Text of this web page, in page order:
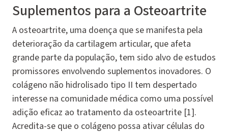
Suplementos para a Osteoartrite
A osteoartrite, uma doença que se manifesta pela
deterioração da cartilagem articular, que afeta
grande parte da população, tem sido alvo de estudos
promissores envolvendo suplementos inovadores. O
colágeno não hidrolisado tipo II tem despertado
interesse na comunidade médica como uma possível
adição eficaz ao tratamento da osteoartrite [1].
Acredita-se que o colágeno possa ativar células do